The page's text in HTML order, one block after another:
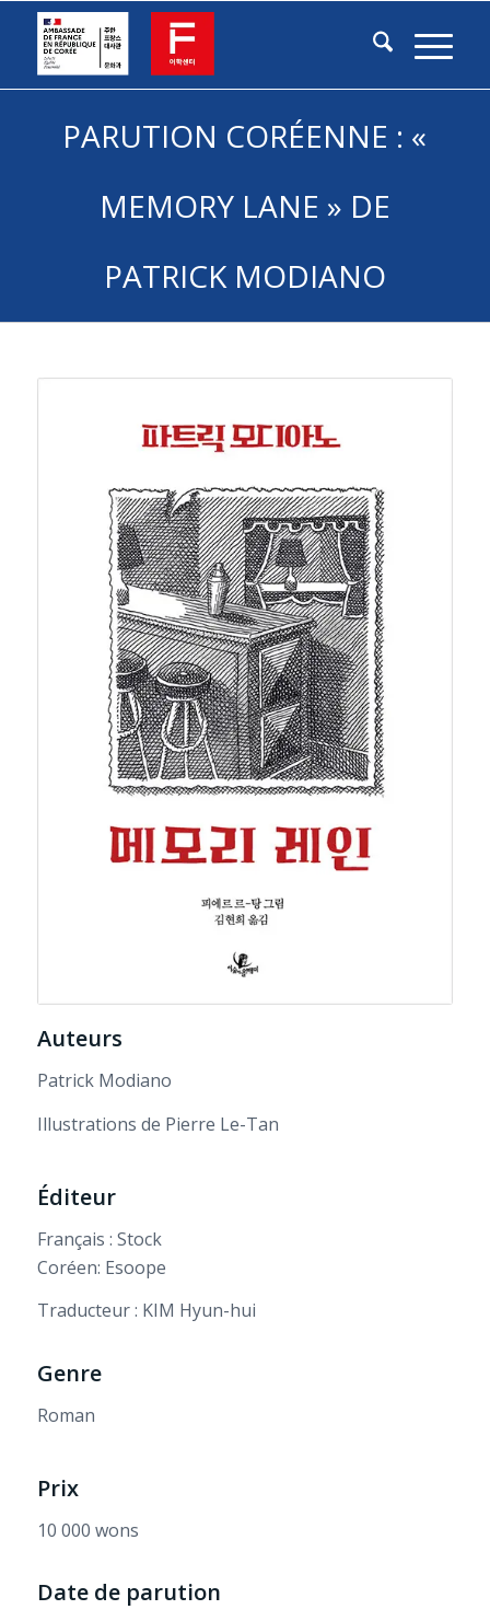
PARUTION CORÉENNE : «
MEMORY LANE » DE
PATRICK MODIANO
Auteurs
Patrick Modiano
Illustrations de Pierre Le-Tan
Éditeur
Français : Stock
Coréen: Esoope
Traducteur : KIM Hyun-hui
Genre
Roman
Prix
10 000 wons
Date de parution